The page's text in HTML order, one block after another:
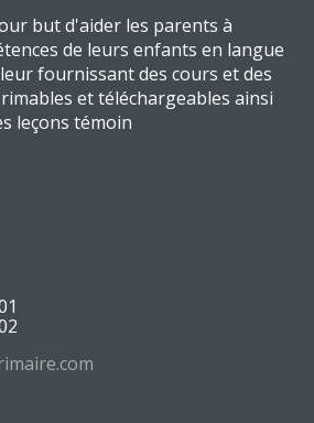
but d'aider les parents à
de leurs enfants en langue
fournissant des cours et des
et téléchargeables ainsi
leçons témoin